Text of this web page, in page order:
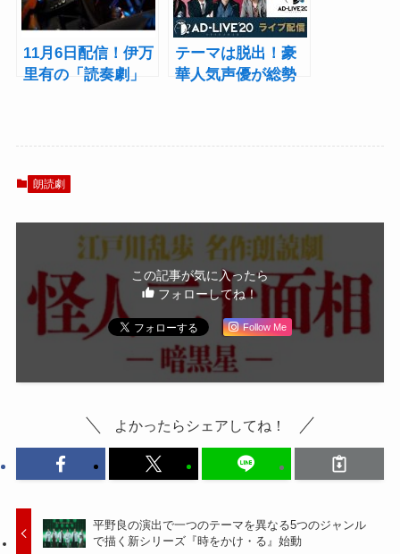
11月6日配信！伊万
里有の「読奏劇」
テーマは脱出！豪
華人気声優が総勢
朗読劇
この記事が気に入ったら
フォローしてね！
Follow Me
よかったらシェアしてね！
平野良の演出で一つのテーマを異なる5つのジャンル
で描く新シリーズ『時をかけ・る』始動